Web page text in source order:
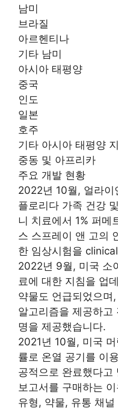
남미
브라질
아르헨티나
기타 남미
아시아 태평양
중국
인도
일본
호주
기타 아시아 태평양
중동 및 아프리카
주요 개발 현황
2022년 10월, 얼라이
플로리다 가족 건강
니 치료에서 1% 퍼메
스 스프레이 앤 고의
한 임상시험을
2022년 9월, 미국 소
료에 대한 지침을 업
약물도 언급되었으며
알고리즘을 제공하고
명을 제공했습니다.
2021년 10월, 미국
률로 온열 공기를 이
공적으로 완료했다고
보고서를 구매하는
유형, 약물, 유통 채